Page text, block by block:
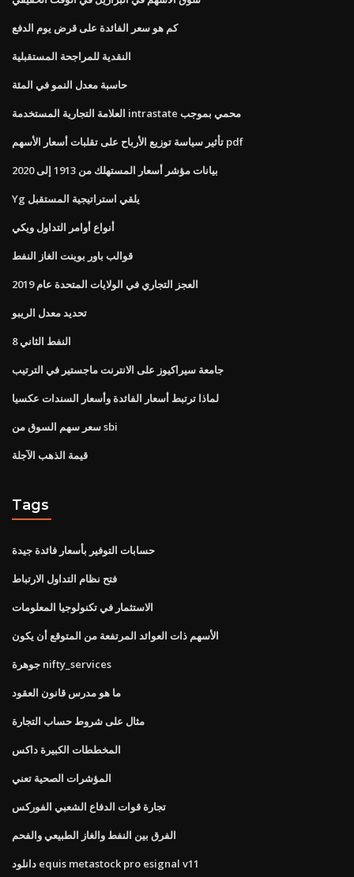
كم هو سعر الفائدة على قرض يوم الدفع
النقدية للمراجحة المستقبلية
حاسبة معدل النمو في المئة
العلامة التجارية المستخدمة intrastate محمي بموجب
تأثير سياسة توزيع الأرباح على تقلبات أسعار الأسهم pdf
بيانات مؤشر أسعار المستهلك من 1913 إلى 2020
Yg يلقي استراتيجية المستقبل
أنواع أوامر التداول ويكي
قوالب باور بوينت الغاز النفط
العجز التجاري في الولايات المتحدة عام 2019
تحديد معدل الريبو
النفط الثاني 8
جامعة سيراكيوز على الانترنت ماجستير في الترتيب
لماذا ترتبط أسعار الفائدة وأسعار السندات عكسيا
سعر سهم السوق من sbi
قيمة الذهب الآجلة
Tags
حسابات التوفير بأسعار فائدة جيدة
فتح نظام التداول الارتباط
الاستثمار في تكنولوجيا المعلومات
الأسهم ذات العوائد المرتفعة من المتوقع أن يكون
جوهرة nifty_services
ما هو مدرس قانون العقود
مثال على شروط حساب التجارة
المخططات الكبيرة داكس
المؤشرات الصحية تعني
تجارة قوات الدفاع الشعبي الفوركس
الفرق بين النفط والغاز الطبيعي والفحم
دانلود equis metastock pro esignal v11